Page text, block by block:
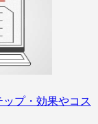
プ・効果やコス